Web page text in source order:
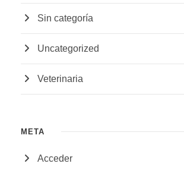
Sin categoría
Uncategorized
Veterinaria
META
Acceder